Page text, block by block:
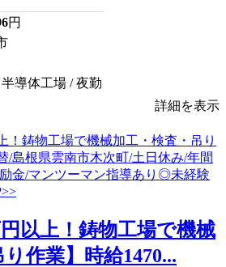
円
導体工場 / 夜勤
詳細を表示
円以上！鋳物工場で機械
作業】時給1470...